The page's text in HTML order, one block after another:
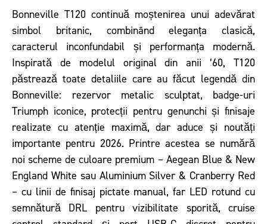
Bonneville T120 continuă moștenirea unui adevărat
simbol britanic, combinând eleganța clasică,
caracterul inconfundabil și performanța modernă.
Inspirată de modelul original din anii ’60, T120
păstrează toate detaliile care au făcut legendă din
Bonneville: rezervor metalic sculptat, badge-uri
Triumph iconice, protecții pentru genunchi și finisaje
realizate cu atenție maximă, dar aduce și noutăți
importante pentru 2026. Printre acestea se numără
noi scheme de culoare premium – Aegean Blue & New
England White sau Aluminium Silver & Cranberry Red
– cu linii de finisaj pictate manual, far LED rotund cu
semnătură DRL pentru vizibilitate sporită, cruise